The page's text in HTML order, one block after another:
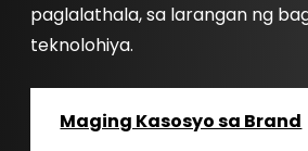
paglalathala, sa larangan ng
teknolohiya.
Maging Kasosyo sa Brand